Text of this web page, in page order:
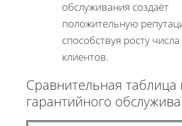
обслуживания создаёт
положительную
способствуя росту
клиентов.
Сравнительная таблица
гарантийного